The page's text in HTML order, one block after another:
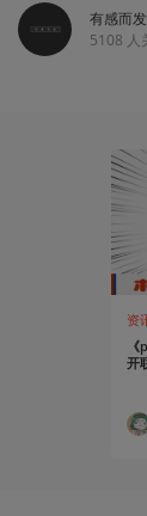
有感而发
5108 人
资
开